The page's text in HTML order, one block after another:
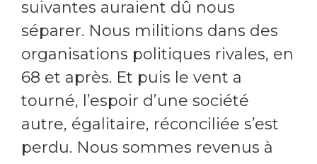
suivantes auraient dû nous
séparer. Nous militions dans des
organisations politiques rivales, en
68 et après. Et puis le vent a
tourné, l’espoir d’une société
autre, égalitaire, réconciliée s’est
perdu. Nous sommes revenus à